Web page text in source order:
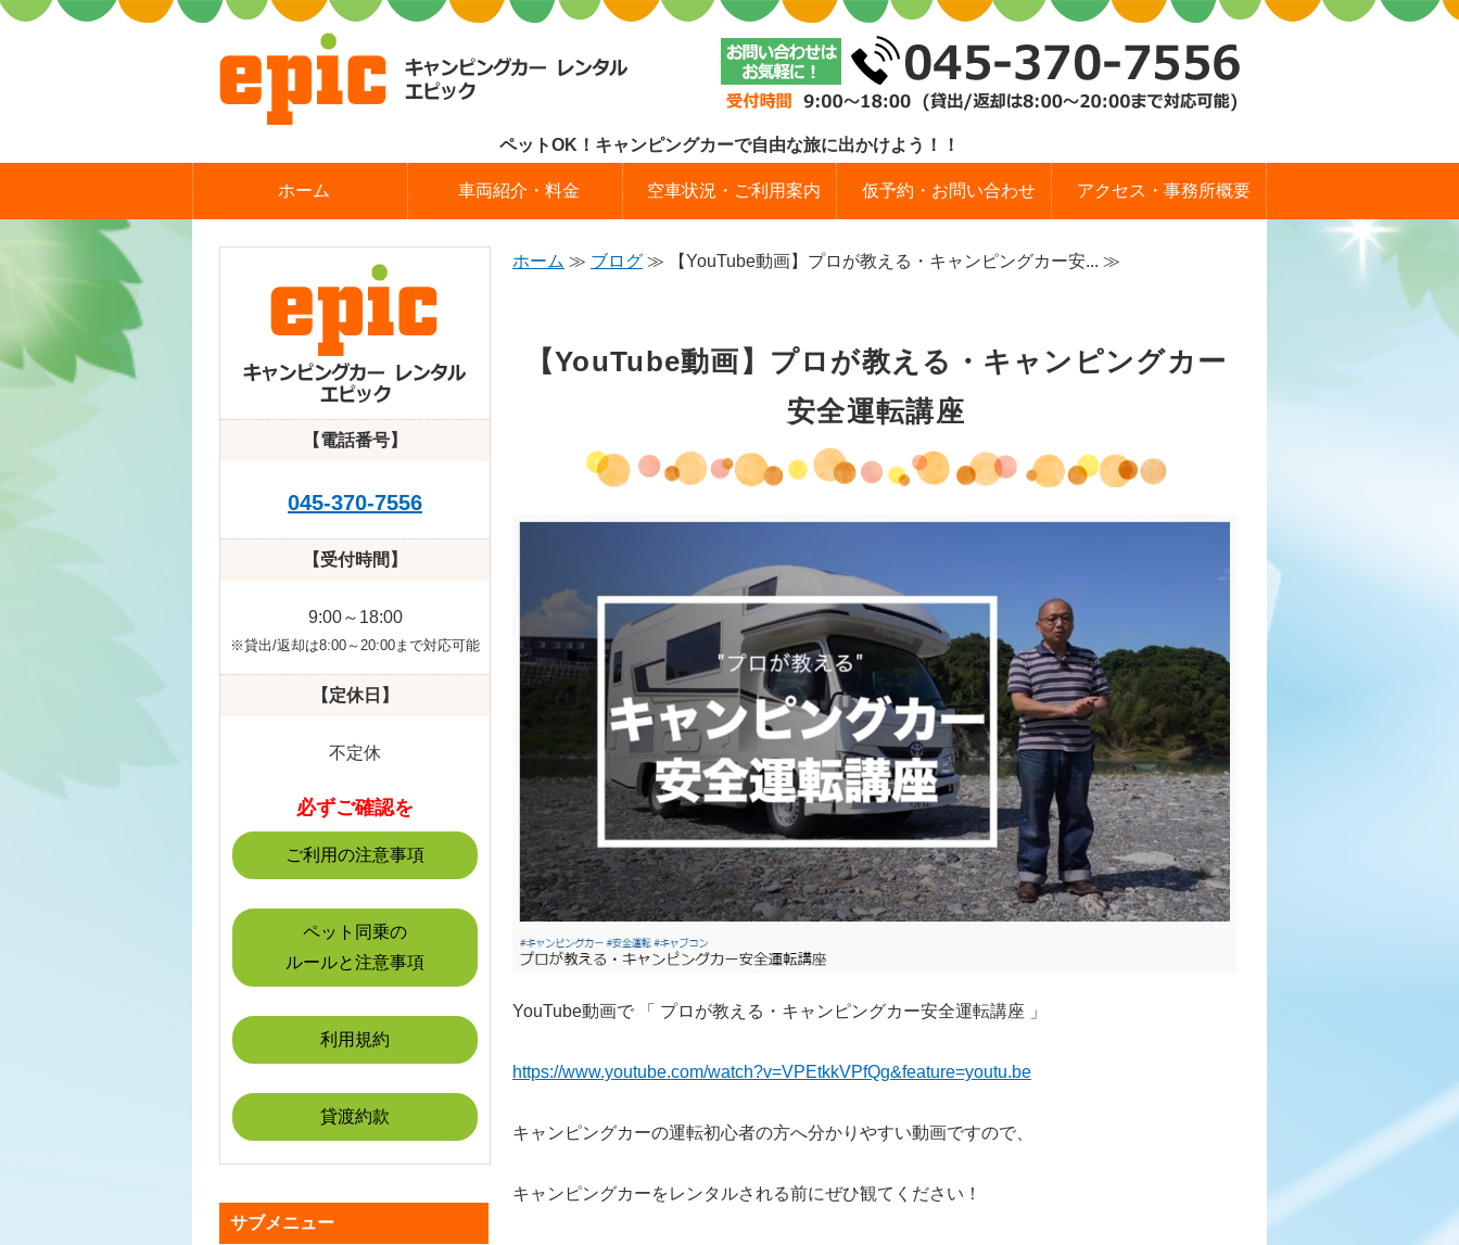
キャンピングカーレンタル epic (エピック）
ペットOK！キャンピングカーで自由な旅に出かけよう！！
ホーム 車両紹介・料金 空車状況・ご利用案内 仮予約・お問い合わせ アクセス・事務所概要
ホーム ≫ ブログ ≫ 【YouTube動画】プロが教える・キャンピングカー安... ≫
【YouTube動画】プロが教える・キャンピングカー
安全運転講座
YouTube動画で 「 プロが教える・キャンピングカー安全運転講座 」
https://www.youtube.com/watch?v=VPEtkkVPfQg&feature=youtu.be
キャンピングカーの運転初心者の方へ分かりやすい動画ですので、
キャンピングカーをレンタルされる前にぜひ観てください！
【電話番号】
045-370-7556
【受付時間】
9:00～18:00
※貸出/返却は8:00～20:00まで対応可能
【定休日】
不定休
必ずご確認を
ご利用の注意事項
ペット同乗の
ルールと注意事項
利用規約
貸渡約款
サブメニュー